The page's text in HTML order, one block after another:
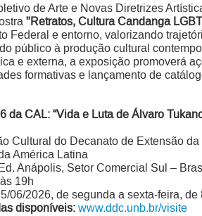
de Arte e Novas Diretrizes
"Retratos, Cultura Candanga
Federal e entorno, valorizando
público à produção cultural
e externa, a exposição promoverá
formativas e lançamento de
da CAL:“Vida e Luta de Álvaro
Cultural do Decanato de Extensão da
América Latina
Anápolis, Setor Comercial Sul –
19h
06/2026, de segunda a sexta-feira,
disponíveis: www.ddc.unb.br/visite